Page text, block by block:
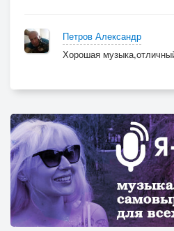
Петров Александр
Хорошая